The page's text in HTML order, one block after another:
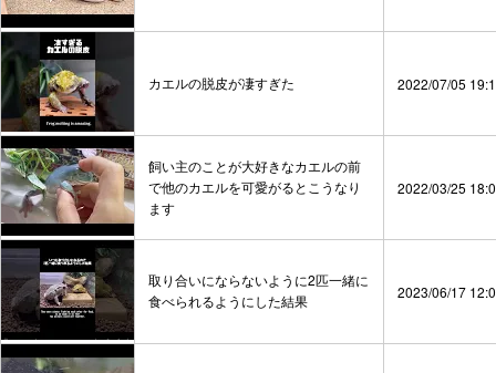
カエルの脱皮が凄すぎた 2022/07/05
飼い主のことが大好きなカエルの前
で他のカエルを可愛がるとこうなり
ます
2022/03/25
取り合いにならないように2匹一緒に
食べられるようにした結果
2023/06/17